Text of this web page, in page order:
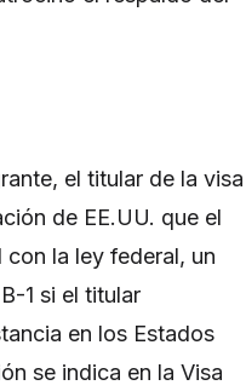
el titular de la visa
de EE.UU. que el
la ley federal, un
1 si el titular
en los Estados
se indica en la Visa